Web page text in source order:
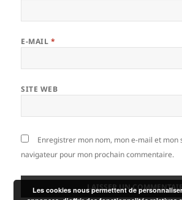
E-MAIL *
SITE WEB
Enregistrer mon nom, mon e-mail et mon
navigateur pour mon prochain commentaire.
Les cookies nous permettent de